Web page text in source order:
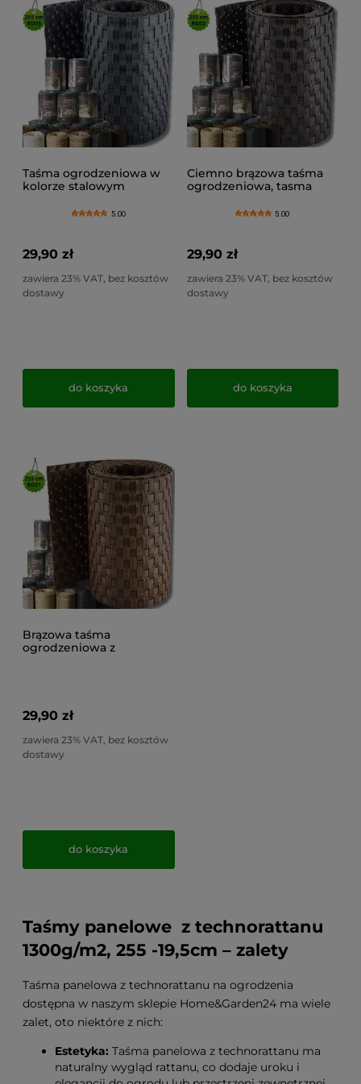
Taśma ogrodzeniowa w
kolorze stalowym
do na panele- RD003
5.00
29,90 zł
zawiera 23% VAT, bez kosztów
dostawy
do koszyka
Ciemno brązowa taśma
ogrodzeniowa, tasma
technorattanowa -
5.00
29,90 zł
zawiera 23% VAT, bez kosztów
dostawy
do koszyka
Brązowa taśma
ogrodzeniowa z
29,90 zł
zawiera 23% VAT, bez kosztów
dostawy
do koszyka
Taśmy panelowe z technorattanu
1300g/m2, 255 -19,5cm – zalety
Taśma panelowa z technorattanu na ogrodzenia
dostępna w naszym sklepie Home&Garden24 ma wiele
zalet, oto niektóre z nich:
Estetyka: Taśma panelowa z technorattanu ma
naturalny wygląd rattanu, co dodaje uroku i